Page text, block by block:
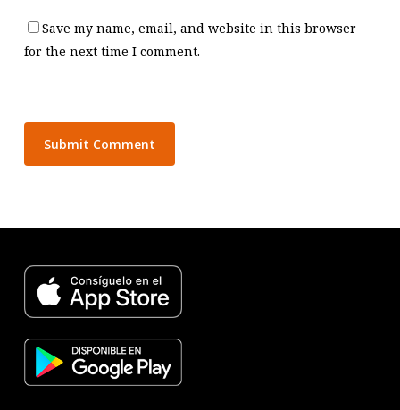
Save my name, email, and website in this browser
for the next time I comment.